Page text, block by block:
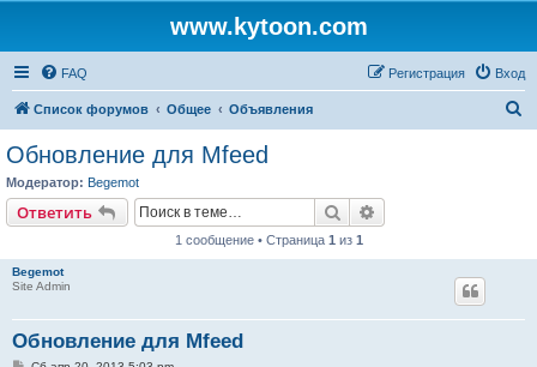
www.kytoon.com
FAQ Вход
Регистрация
Список форумов Общее Объявления
Обновление для Mfeed
Модератор: Begemot
Ответить Поиск
1 сообщение • Страница 1 из 1
Begemot
Site Admin
Обновление для Mfeed